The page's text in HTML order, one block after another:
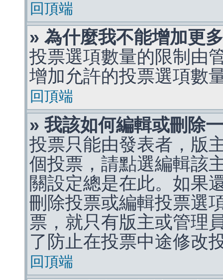
回頂端
» 為什麼我不能增加更
投票選項數量的限制由
增加允許的投票選項數
回頂端
» 我該如何編輯或刪除
投票只能由發表者，版
個投票，請點選編輯該
關設定總是在此。如果
刪除投票或編輯投票選
票，就只有版主或管理
了防止在投票中途修改
回頂端